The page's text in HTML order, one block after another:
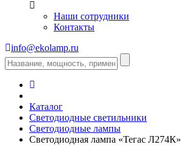
Наши сотрудники
Контакты
info@ekolamp.ru
Каталог
Светодиодные светильники
Светодиодные лампы
Светодиодная лампа «Тегас Л274К»